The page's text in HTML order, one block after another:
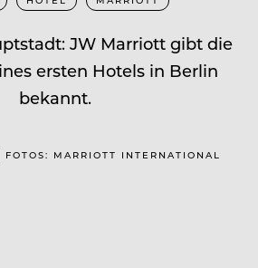
JW Marriott gibt die
ersten Hotels in Berlin
bekannt.
MARRIOTT INTERNATIONAL